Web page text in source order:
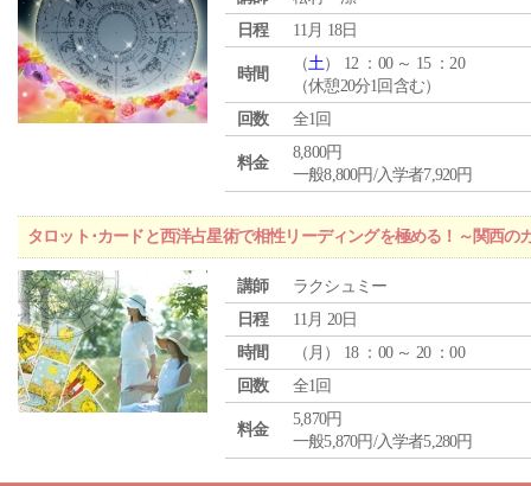
日程
11月 18日
時間
（土） 12 ：00 ～ 15 ：20
（休憩20分1回含む）
回数
全1回
料金
8,800円
一般8,800円/入学者7,920円
タロット･カードと西洋占星術で相性リーディングを極める！～関西の
講師
ラクシュミー
日程
11月 20日
時間
（ 月 ） 18 ：00 ～ 20 ：00
回数
全1回
料金
5,870円
一般5,870円/入学者5,280円